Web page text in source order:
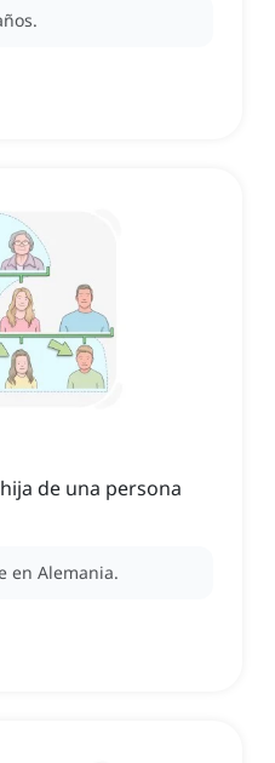
de una persona
en Alemania.